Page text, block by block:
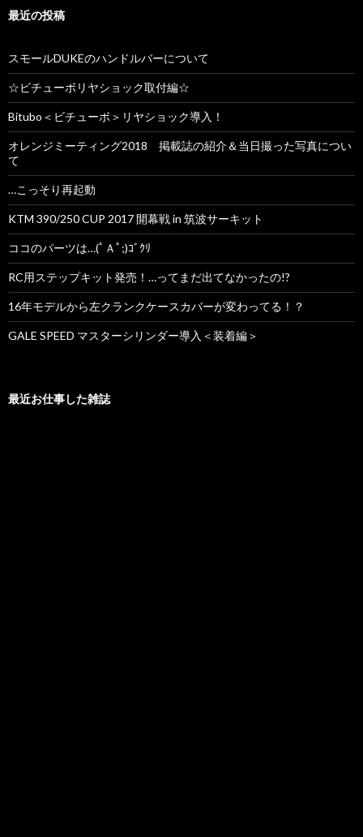
最近の投稿
スモールDUKEのハンドルバーについて
☆ビチューボリヤショック取付編☆
Bitubo＜ビチューボ＞リヤショック導入！
オレンジミーティング2018 掲載誌の紹介＆当日撮った写真につい
て
…こっそり再起動
KTM 390/250 CUP 2017 開幕戦 in 筑波サーキット
ココのパーツは…(ﾟＡﾟ;)ｺﾞｸﾘ
RC用ステップキット発売！…ってまだ出てなかったの!?
16年モデルから左クランクケースカバーが変わってる！？
GALE SPEED マスターシリンダー導入＜装着編＞
最近お仕事した雑誌